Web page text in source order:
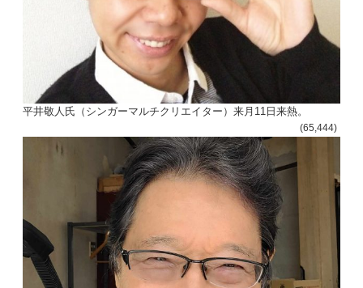
平井敬人氏（シンガーマルチクリエイター）来月11日来熱。
(65,444)